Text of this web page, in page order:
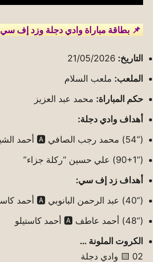
📌 بطاقة مباراة وادي دجلة وزد إف سي
التاريخ:
الملعب: ملعب السلام
حكم المباراة: محمد عبد العزيز
أهداف وادي دجلة:
(“54) محمد رجب الصافي 🅰️ أحمد الشيمي
(“90+1) علي حسين “ركلة جزاء”
أهداف زد إف سي:
(“40) عبد الرحمن البانوبي 🅰️ أحمد كاستيلو
(“48) أحمد عاطف 🅰️ أحمد كاستيلو
الكروت الملونة …
02 🟨 وادي دجلة